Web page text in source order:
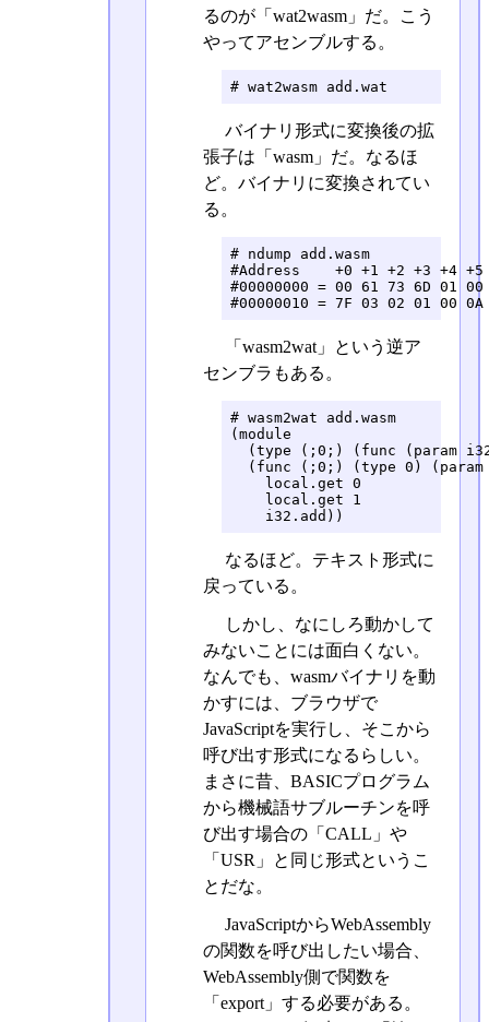
るのが「wat2wasm」だ。こう
やってアセンブルする。
# wat2wasm add.wat
バイナリ形式に変換後の拡
張子は「wasm」だ。なるほ
ど。バイナリに変換されてい
る。
# ndump add.wasm
#Address    +0 +1 +2 +3 +4 +5
#00000000 = 00 61 73 6D
#00000010 = 7F 03 02 01
「wasm2wat」という逆ア
センブラもある。
# wasm2wat add.wasm
(module
(type (;0;) (func (param
(func (;0;) (type 0)
    local.get 0
    local.get 1
    i32.add))
なるほど。テキスト形式に
戻っている。
しかし、なにしろ動かして
みないことには面白くない。
なんでも、wasmバイナリを動
かすには、ブラウザで
JavaScriptを実行し、そこから
呼び出す形式になるらしい。
まさに昔、BASICプログラム
から機械語サブルーチンを呼
び出す場合の「CALL」や
「USR」と同じ形式というこ
とだな。
JavaScriptからWebAssembly
の関数を呼び出したい場合、
WebAssembly側で関数を
「export」する必要がある。